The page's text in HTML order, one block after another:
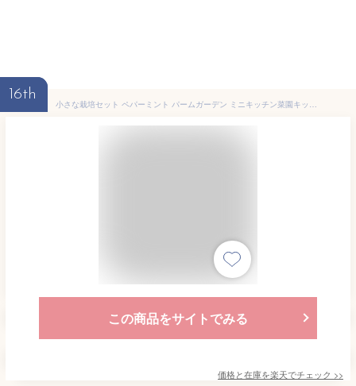
16th
小さな栽培セット ペパーミント パームガーデン ミニキッチン菜園キット ペパーミント栽培セット ハーブ栽培セット 家庭菜園 野菜栽培 セット
この商品をサイトでみる
価格と在庫を楽天でチェック >>